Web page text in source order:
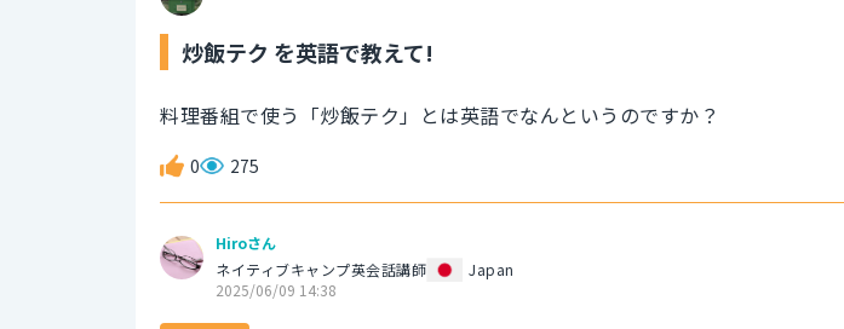
炒飯テク を英語で教えて!
料理番組で使う「炒飯テク」とは英語でなんというのですか？
0 275
Hiroさん
ネイティブキャンプ英会話講師
Japan
2025/06/09 14:38